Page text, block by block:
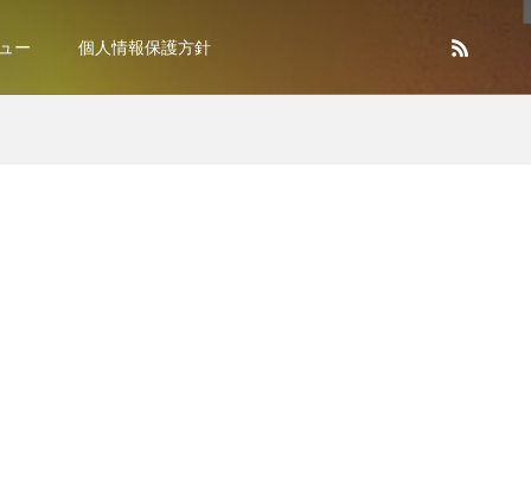
ー 個人情報保護方針